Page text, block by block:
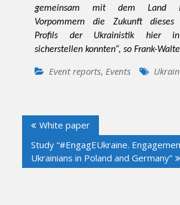
gemeinsam mit dem Land
Vorpommern die Zukunft dieses
Profils der Ukrainistik hier in
sicherstellen konnten“, so Frank-
Event reports, Events
navigation
White paper
Study “#EngagEUkraine.
Ukrainians in Poland and Germany”